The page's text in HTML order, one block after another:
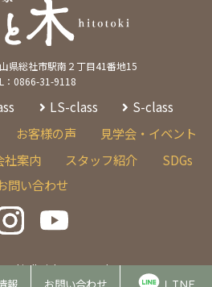
報 お問い合わせ ＬＩＮＥ
県総社市駅南２丁目41番地15
：0866-31-9118
LS-class
S-class
お客様の声
見学会・イベント
社案内 スタッフ紹介
SDGs
問い合わせ
All Rights Reserved.